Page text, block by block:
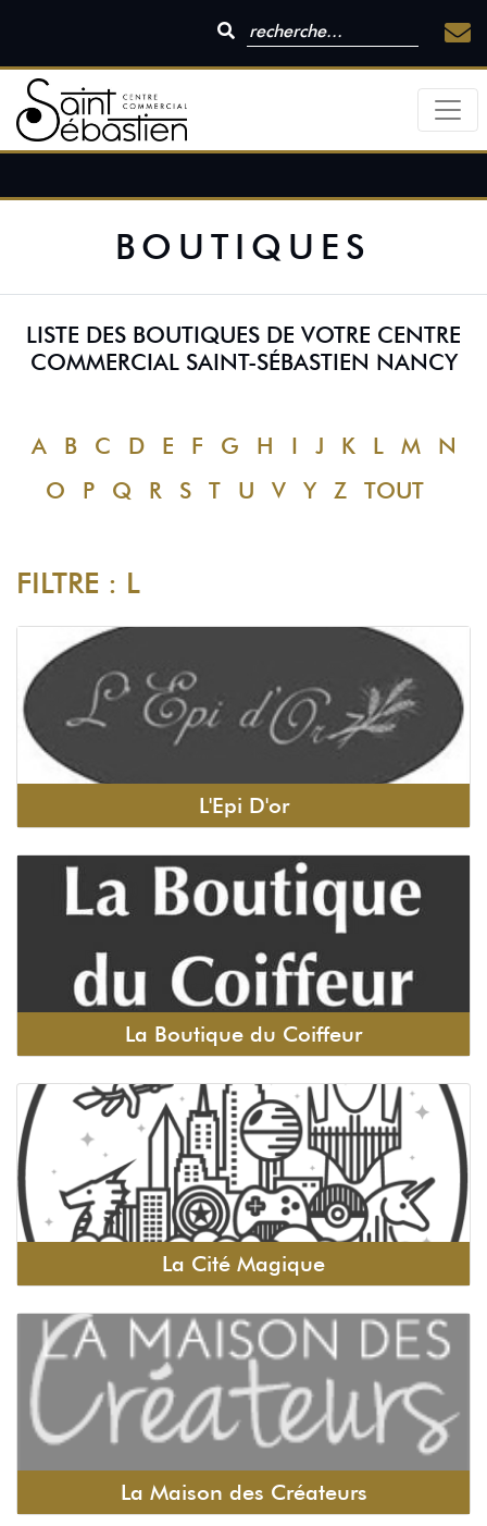
BOUTIQUES
LISTE DES BOUTIQUES DE VOTRE CENTRE
COMMERCIAL SAINT-SÉBASTIEN NANCY
A B C D E F G H I J K L M
N
O
P Q R S T U V Y Z TOUT
FILTRE : L
L'Epi D'or
La Boutique du Coiffeur
La Cité Magique
La Maison des Créateurs